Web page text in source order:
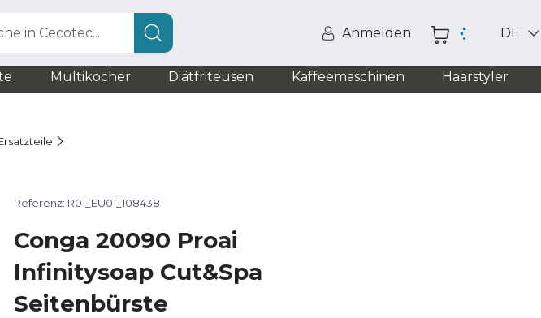
in Cecotec... Anmelden DE
Multikocher Diätfriteusen Kaffeemaschinen Haarstyler
Referenz: R01_EU01_108438
Conga 20090 Proai
Infinitysoap Cut&Spa
Seitenbürste